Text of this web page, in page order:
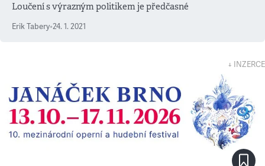
Loučení s výrazným politikem je předčasné
Erik Tabery•24. 1. 2021
↓ INZERCE